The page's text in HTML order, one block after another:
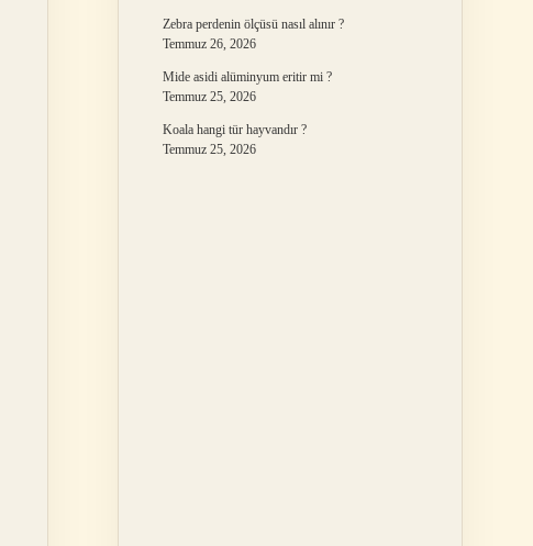
Zebra perdenin ölçüsü nasıl alınır ?
Temmuz 26, 2026
Mide asidi alüminyum eritir mi ?
Temmuz 25, 2026
Koala hangi tür hayvandır ?
Temmuz 25, 2026